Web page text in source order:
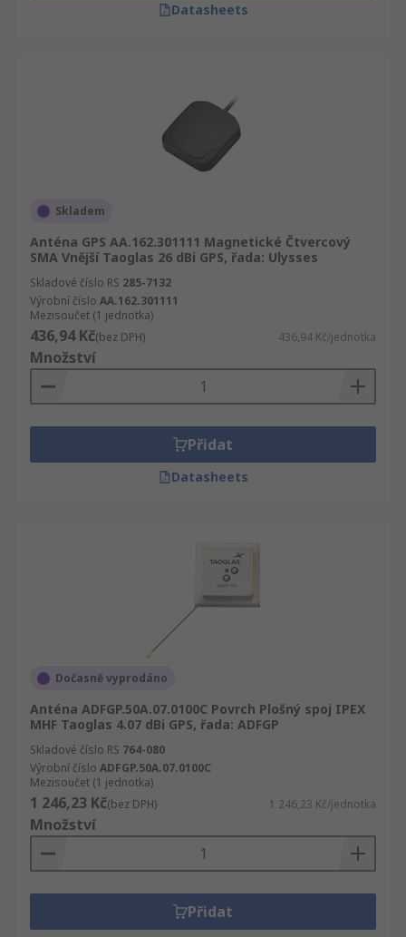
Datasheets
Skladem
Anténa GPS AA.162.301111 Magnetické Čtvercový
SMA Vnější Taoglas 26 dBi GPS, řada: Ulysses
Skladové číslo RS 285-7132
Výrobní číslo AA.162.301111
Mezisoučet (1 jednotka)
436,94 Kč(bez DPH) 436,94 Kč/jednotka
Množství
Přidat
Datasheets
Dočasně vyprodáno
Anténa ADFGP.50A.07.0100C Povrch Plošný spoj IPEX
MHF Taoglas 4.07 dBi GPS, řada: ADFGP
Skladové číslo RS 764-080
Výrobní číslo ADFGP.50A.07.0100C
Mezisoučet (1 jednotka)
1 246,23 Kč(bez DPH) 1 246,23 Kč/jednotka
Množství
Přidat